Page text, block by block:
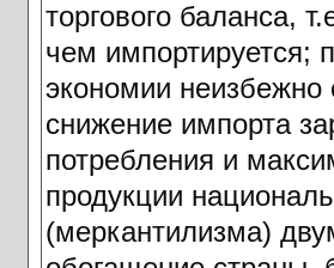
торгового баланса,
чем импортируется;
экономии
снижение импорта
потребления и
продукции
(меркантилизма)